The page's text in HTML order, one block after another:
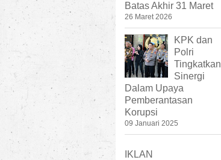
Batas Akhir 31 Maret
26 Maret 2026
KPK dan
Polri
Tingkatkan
Sinergi
Dalam Upaya
Pemberantasan
Korupsi
09 Januari 2025
IKLAN